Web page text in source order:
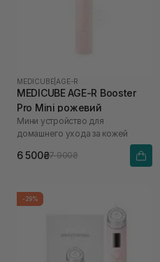
MEDICUBE AGE-R
MEDICUBE AGE-R Booster
Pro Mini рожевий
Мини устройство для
домашнего ухода за кожей
6 500₴7 900₴
-29%